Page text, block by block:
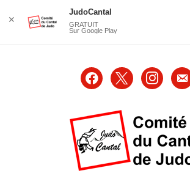
facebook
x instagram
alt
✕
JudoCantal
GRATUIT
Sur Google Play